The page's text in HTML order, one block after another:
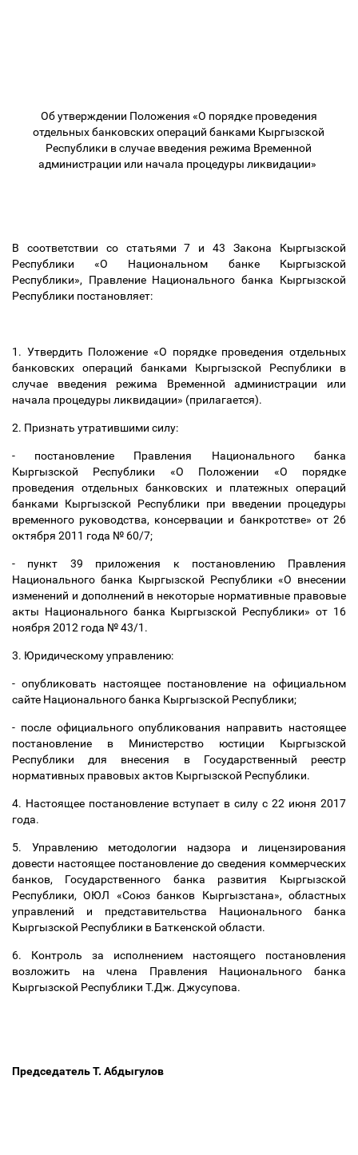
Об утверждении Положения «О порядке проведения
отдельных банковских операций банками Кыргызской
Республики в случае введения режима Временной
администрации или начала процедуры ликвидации»
В соответствии со статьями 7 и 43 Закона Кыргызской
Республики «О Национальном банке Кыргызской
Республики», Правление Национального банка Кыргызской
Республики постановляет:
1. Утвердить Положение «О порядке проведения отдельных
банковских операций банками Кыргызской Республики в
случае введения режима Временной администрации или
начала процедуры ликвидации» (прилагается).
2. Признать утратившими силу:
- постановление Правления Национального банка
Кыргызской Республики «О Положении «О порядке
проведения отдельных банковских и платежных операций
банками Кыргызской Республики при введении процедуры
временного руководства, консервации и банкротстве» от 26
октября 2011 года № 60/7;
- пункт 39 приложения к постановлению Правления
Национального банка Кыргызской Республики «О внесении
изменений и дополнений в некоторые нормативные правовые
акты Национального банка Кыргызской Республики» от 16
ноября 2012 года № 43/1.
3. Юридическому управлению:
- опубликовать настоящее постановление на официальном
сайте Национального банка Кыргызской Республики;
- после официального опубликования направить настоящее
постановление в Министерство юстиции Кыргызской
Республики для внесения в Государственный реестр
нормативных правовых актов Кыргызской Республики.
4. Настоящее постановление вступает в силу с 22 июня 2017
года.
5. Управлению методологии надзора и лицензирования
довести настоящее постановление до сведения коммерческих
банков, Государственного банка развития Кыргызской
Республики, ОЮЛ «Союз банков Кыргызстана», областных
управлений и представительства Национального банка
Кыргызской Республики в Баткенской области.
6. Контроль за исполнением настоящего постановления
возложить на члена Правления Национального банка
Кыргызской Республики Т.Дж. Джусупова.
Председатель Т. Абдыгулов